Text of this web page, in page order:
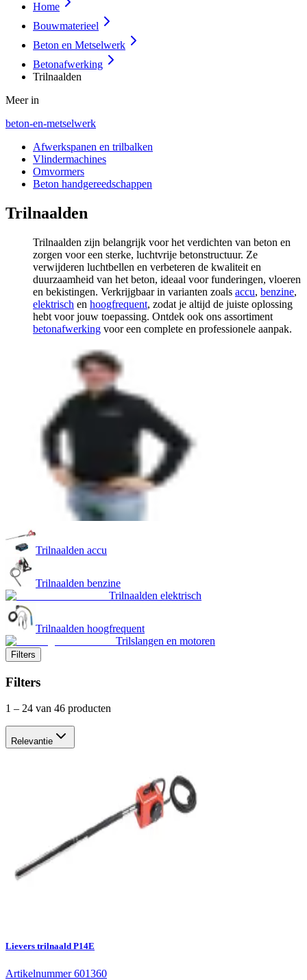
Home
Bouwmaterieel
Beton en Metselwerk
Betonafwerking
Trilnaalden
Meer in
beton-en-metselwerk
Afwerkspanen en trilbalken
Vlindermachines
Omvormers
Beton handgereedschappen
Trilnaalden
Trilnaalden zijn belangrijk voor het verdichten van beton en
zorgen voor een sterke, luchtvrije betonstructuur. Ze
verwijderen luchtbellen en verbeteren de kwaliteit en
duurzaamheid van het beton, ideaal voor funderingen, vloeren
en bekistingen. Verkrijgbaar in varianten zoals accu, benzine,
elektrisch en hoogfrequent, zodat je altijd de juiste oplossing
hebt voor jouw toepassing. Ontdek ook ons assortiment
betonafwerking voor een complete en professionele aanpak.
Trilnaalden accu
Trilnaalden benzine
Trilnaalden elektrisch
Trilnaalden hoogfrequent
Trilslangen en motoren
Filters
Filters
1 – 24 van 46 producten
Relevantie
Lievers trilnaald P14E
Artikelnummer 601360